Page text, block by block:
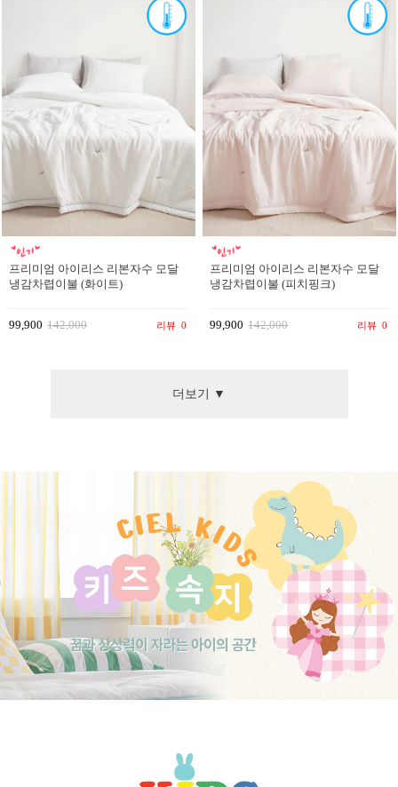
프리미엄 아이리스 리본자수 모달
냉감차렵이불 (화이트)
99,900 142,000 리뷰 0
프리미엄 아이리스 리본자수 모달
냉감차렵이불 (피치핑크)
99,900 142,000 리뷰 0
더보기 ▼